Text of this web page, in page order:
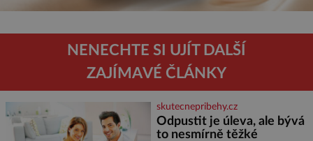
NENECHTE SI UJÍT DALŠÍ
ZAJÍMAVÉ ČLÁNKY
skutecnepribehy.cz
Odpustit je úleva, ale bývá
to nesmírně těžké